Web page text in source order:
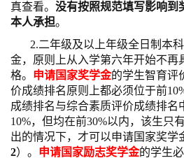
真查看。 没有按照规范填写影响到
本人承担。
2.二年级及以上年级全日制本
金，原则上从入学第六年开始不再
格。 申请国家奖学金的学生智育评
价成绩排名原则上都必须位于前
成绩排名与综合素质评价成绩排名
10%，但均在前30%以内，该生只
出的情况下，才可以申请国家奖学
2）。 申请国家励志奖学金的学生